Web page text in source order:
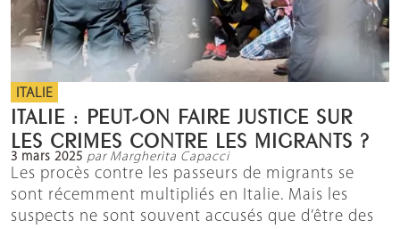
ITALIE
ITALIE : PEUT-ON FAIRE JUSTICE SUR
LES CRIMES CONTRE LES MIGRANTS ?
3 mars 2025 par Margherita Capacci
Les procès contre les passeurs de migrants se
sont récemment multipliés en Italie. Mais les
suspects ne sont souvent accusés que d’être des